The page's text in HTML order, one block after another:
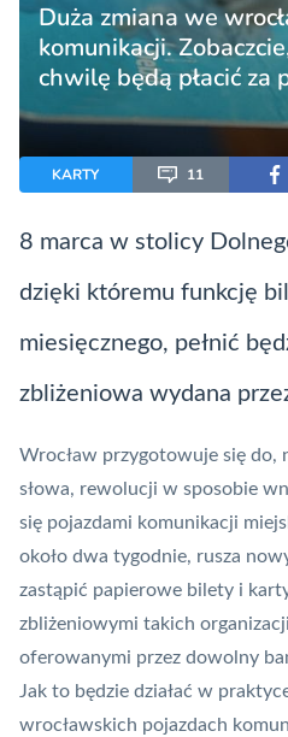
Duża zmiana we
komunikacji.
chwilę będą płacić za
KARTY 11
8 marca w stolicy
dzięki któremu funkcję
miesięcznego, pełnić
zbliżeniowa wydana
Wrocław przygotowuje się do,
słowa, rewolucji w sposobie
się pojazdami komunikacji
około dwa tygodnie, rusza
zastąpić papierowe bilety i
zbliżeniowymi takich
oferowanymi przez dowolny
Jak to będzie działać w
wrocławskich pojazdach